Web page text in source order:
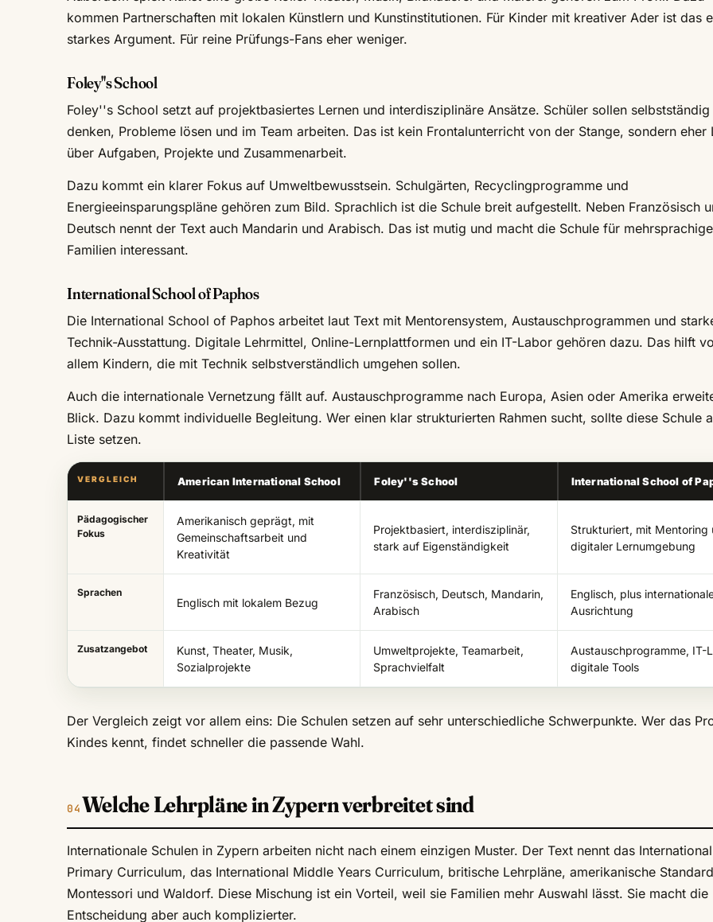
kommen Partnerschaften mit lokalen Künstlern und Kunstinstitutionen. Für Kinder mit kreativer Ader ist das
starkes Argument. Für reine Prüfungs-Fans eher weniger.
Foley''s School
Foley''s School setzt auf projektbasiertes Lernen und interdisziplinäre Ansätze. Schüler sollen selbstständig
denken, Probleme lösen und im Team arbeiten. Das ist kein Frontalunterricht von der Stange, sondern eher
über Aufgaben, Projekte und Zusammenarbeit.
Dazu kommt ein klarer Fokus auf Umweltbewusstsein. Schulgärten, Recyclingprogramme und
Energieeinsparungspläne gehören zum Bild. Sprachlich ist die Schule breit aufgestellt. Neben Französisch
Deutsch nennt der Text auch Mandarin und Arabisch. Das ist mutig und macht die Schule für mehrsprachige
Familien interessant.
International School of Paphos
Die International School of Paphos arbeitet laut Text mit Mentorensystem, Austauschprogrammen und
Technik-Ausstattung. Digitale Lehrmittel, Online-Lernplattformen und ein IT-Labor gehören dazu. Das hilft
allem Kindern, die mit Technik selbstverständlich umgehen sollen.
Auch die internationale Vernetzung fällt auf. Austauschprogramme nach Europa, Asien oder Amerika
Blick. Dazu kommt individuelle Begleitung. Wer einen klar strukturierten Rahmen sucht, sollte diese Schule
Liste setzen.
VERGLEICH American International School Foley''s School International School of
Pädagogischer
Fokus
Amerikanisch geprägt, mit
Gemeinschaftsarbeit und
Kreativität
Projektbasiert, interdisziplinär,
stark auf Eigenständigkeit
Strukturiert, mit Mentoring
digitaler Lernumgebung
Sprachen
Englisch mit lokalem Bezug
Französisch, Deutsch, Mandarin,
Arabisch
Englisch, plus
Ausrichtung
Zusatzangebot
Kunst, Theater, Musik,
Sozialprojekte
Umweltprojekte, Teamarbeit,
Sprachvielfalt
Austauschprogramme, IT-
digitale Tools
Der Vergleich zeigt vor allem eins: Die Schulen setzen auf sehr unterschiedliche Schwerpunkte. Wer das
Kindes kennt, findet schneller die passende Wahl.
Welche Lehrpläne in Zypern verbreitet sind
Internationale Schulen in Zypern arbeiten nicht nach einem einzigen Muster. Der Text nennt das International
Primary Curriculum, das International Middle Years Curriculum, britische Lehrpläne, amerikanische
Montessori und Waldorf. Diese Mischung ist ein Vorteil, weil sie Familien mehr Auswahl lässt. Sie macht die
Entscheidung aber auch komplizierter.